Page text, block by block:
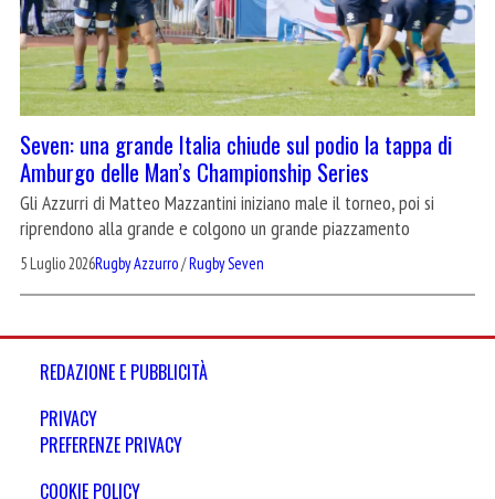
Seven: una grande Italia chiude sul podio la tappa di
Amburgo delle Man’s Championship Series
Gli Azzurri di Matteo Mazzantini iniziano male il torneo, poi si
riprendono alla grande e colgono un grande piazzamento
5 Luglio 2026Rugby Azzurro/Rugby Seven
REDAZIONE E PUBBLICITÀ
PRIVACY
PREFERENZE PRIVACY
COOKIE POLICY